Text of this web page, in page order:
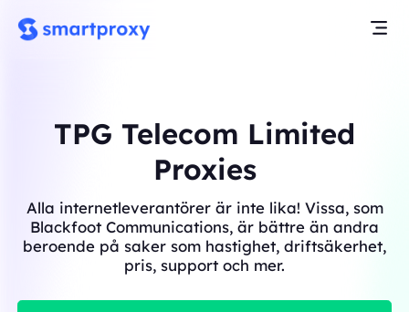
TPG Telecom Limited
Proxies
Alla internetleverantörer är inte lika! Vissa, som
Blackfoot Communications, är bättre än andra
beroende på saker som hastighet, driftsäkerhet,
pris, support och mer.